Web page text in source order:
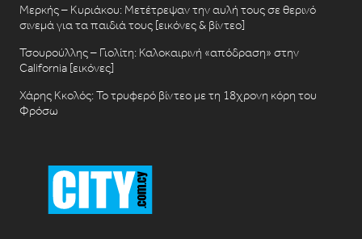
Μερκής – Κυριάκου: Μετέτρεψαν την αυλή τους σε θερινό
σινεμά για τα παιδιά τους [εικόνες & βίντεο]
Τσουρούλλης – Γιολίτη: Καλοκαιρινή «απόδραση» στην
California [εικόνες]
Χάρης Κκολός: Το τρυφερό βίντεο με τη 18χρονη κόρη του
Φρόσω